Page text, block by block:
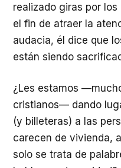
realizado giras por
el fin de atraer la
audacia, él dice que
están siendo
¿Les estamos
cristianos— dando
(y billeteras) a las
carecen de vivienda,
solo se trata de